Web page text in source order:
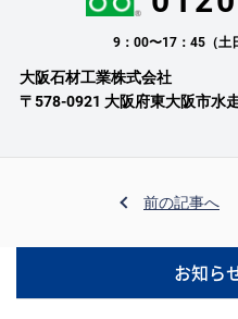
9：00〜17：45（土
大阪石材工業株式会社
〒578-0921 大阪府東大阪市水
前の記事へ
お知ら